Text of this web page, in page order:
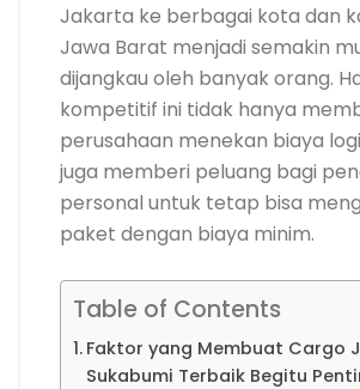
Jakarta ke berbagai kota dan
Jawa Barat menjadi semakin
dijangkau oleh banyak orang.
kompetitif ini tidak hanya
perusahaan menekan biaya
juga memberi peluang bagi
personal untuk tetap bisa
paket dengan biaya minim.
Table of Contents
Faktor yang Membuat Cargo
Sukabumi Terbaik Begitu